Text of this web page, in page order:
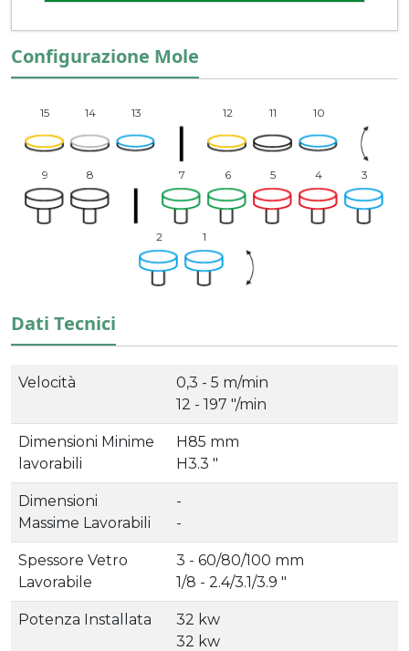
Configurazione Mole
15 14 13 12 11 10
9 8 7 6 5 4 3
2 1
Dati Tecnici
Velocità
0,3 - 5 m/min
12 - 197 "/min
Dimensioni Minime
lavorabili
H85 mm
H3.3 "
Dimensioni
Massime Lavorabili
-
-
Spessore Vetro
Lavorabile
3 - 60/80/100 mm
1/8 - 2.4/3.1/3.9 "
Potenza Installata
32 kw
32 kw